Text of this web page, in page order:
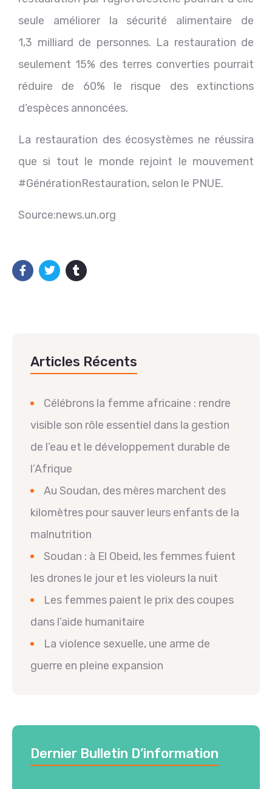
seule améliorer la sécurité alimentaire de
1,3 milliard de personnes. La restauration de
seulement 15% des terres converties pourrait
réduire de 60% le risque des extinctions
d’espèces annoncées.
La restauration des écosystèmes ne réussira
que si tout le monde rejoint le mouvement
#GénérationRestauration, selon le PNUE.
Source:news.un.org
Articles Récents
Célébrons la femme africaine : rendre
visible son rôle essentiel dans la gestion
de l’eau et le développement durable de
l’Afrique
Au Soudan, des mères marchent des
kilomètres pour sauver leurs enfants de la
malnutrition
Soudan : à El Obeid, les femmes fuient
les drones le jour et les violeurs la nuit
Les femmes paient le prix des coupes
dans l’aide humanitaire
La violence sexuelle, une arme de
guerre en pleine expansion
Dernier Bulletin D’information